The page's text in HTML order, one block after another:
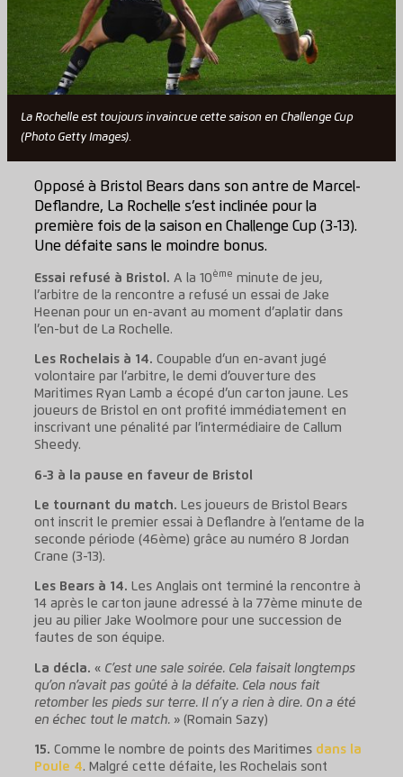
La Rochelle est toujours invaincue cette saison en Challenge Cup
(Photo Getty Images).
Opposé à Bristol Bears dans son antre de Marcel-
Deflandre, La Rochelle s’est inclinée pour la
première fois de la saison en Challenge Cup (3-13).
Une défaite sans le moindre bonus.
Essai refusé à Bristol. A la 10ème minute de jeu,
l’arbitre de la rencontre a refusé un essai de Jake
Heenan pour un en-avant au moment d’aplatir dans
l’en-but de La Rochelle.
Les Rochelais à 14. Coupable d’un en-avant jugé
volontaire par l’arbitre, le demi d’ouverture des
Maritimes Ryan Lamb a écopé d’un carton jaune. Les
joueurs de Bristol en ont profité immédiatement en
inscrivant une pénalité par l’intermédiaire de Callum
Sheedy.
6-3 à la pause en faveur de Bristol
Le tournant du match. Les joueurs de Bristol Bears
ont inscrit le premier essai à Deflandre à l’entame de la
seconde période (46ème) grâce au numéro 8 Jordan
Crane (3-13).
Les Bears à 14. Les Anglais ont terminé la rencontre à
14 après le carton jaune adressé à la 77ème minute de
jeu au pilier Jake Woolmore pour une succession de
fautes de son équipe.
La décla. « C’est une sale soirée. Cela faisait longtemps
qu’on n’avait pas goûté à la défaite. Cela nous fait
retomber les pieds sur terre. Il n’y a rien à dire. On a été
en échec tout le match.» (Romain Sazy)
15. Comme le nombre de points des Maritimes dans la
Poule 4. Malgré cette défaite, les Rochelais sont